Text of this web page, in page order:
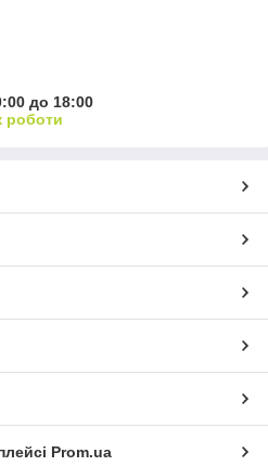
до 18:00
роботи
Prom.ua